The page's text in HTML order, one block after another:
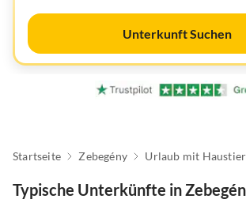
Unterkunft Suchen
Startseite Zebegény Urlaub mit Haustier
Typische Unterkünfte in